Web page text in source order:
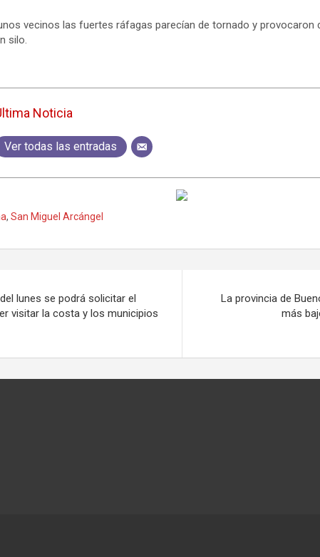
vecinos las fuertes ráfagas parecían de tornado y
silo.
Noticia
Ver todas las entradas
,San Miguel Arcángel
lunes se podrá solicitar el
visitar la costa y los municipios
La provincia de
más